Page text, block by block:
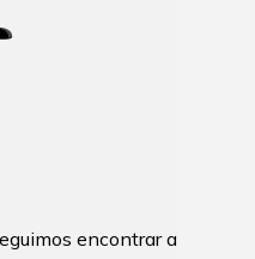
encontrar a